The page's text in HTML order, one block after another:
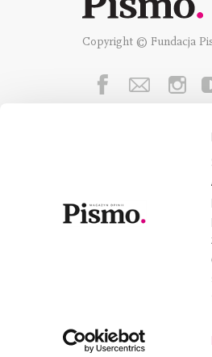
Copyright © Fundacja
Fundację